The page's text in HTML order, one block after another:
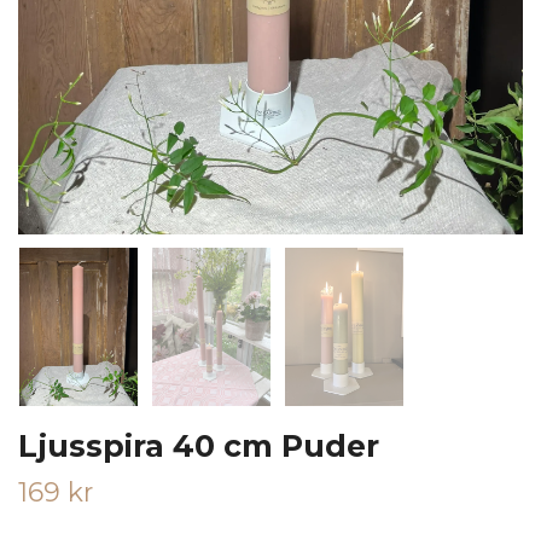
Ljusspira 40 cm Puder
169 kr